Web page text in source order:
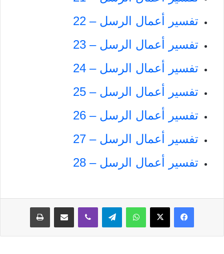
تفسير أعمال الرسل – 22
تفسير أعمال الرسل – 23
تفسير أعمال الرسل – 24
تفسير أعمال الرسل – 25
تفسير أعمال الرسل – 26
تفسير أعمال الرسل – 27
تفسير أعمال الرسل – 28
فيسبوك‫X واتسابتيلقرامڤايبر مشاركة عبر البريد طباعة